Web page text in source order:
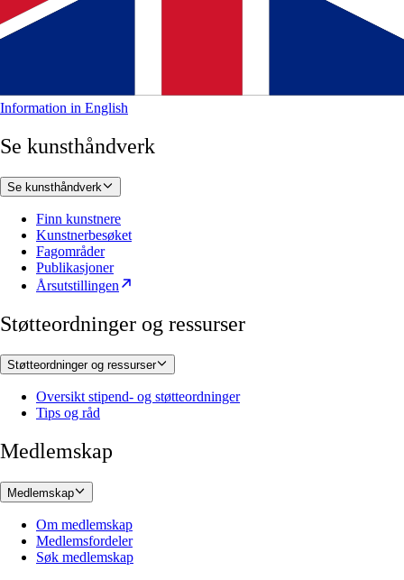
Information in English
Se kunsthåndverk
Se kunsthåndverk
Finn kunstnere
Kunstnerbesøket
Fagområder
Publikasjoner
Årsutstillingen
Støtteordninger og ressurser
Støtteordninger og ressurser
Oversikt stipend- og støtteordninger
Tips og råd
Medlemskap
Medlemskap
Om medlemskap
Medlemsfordeler
Søk medlemskap